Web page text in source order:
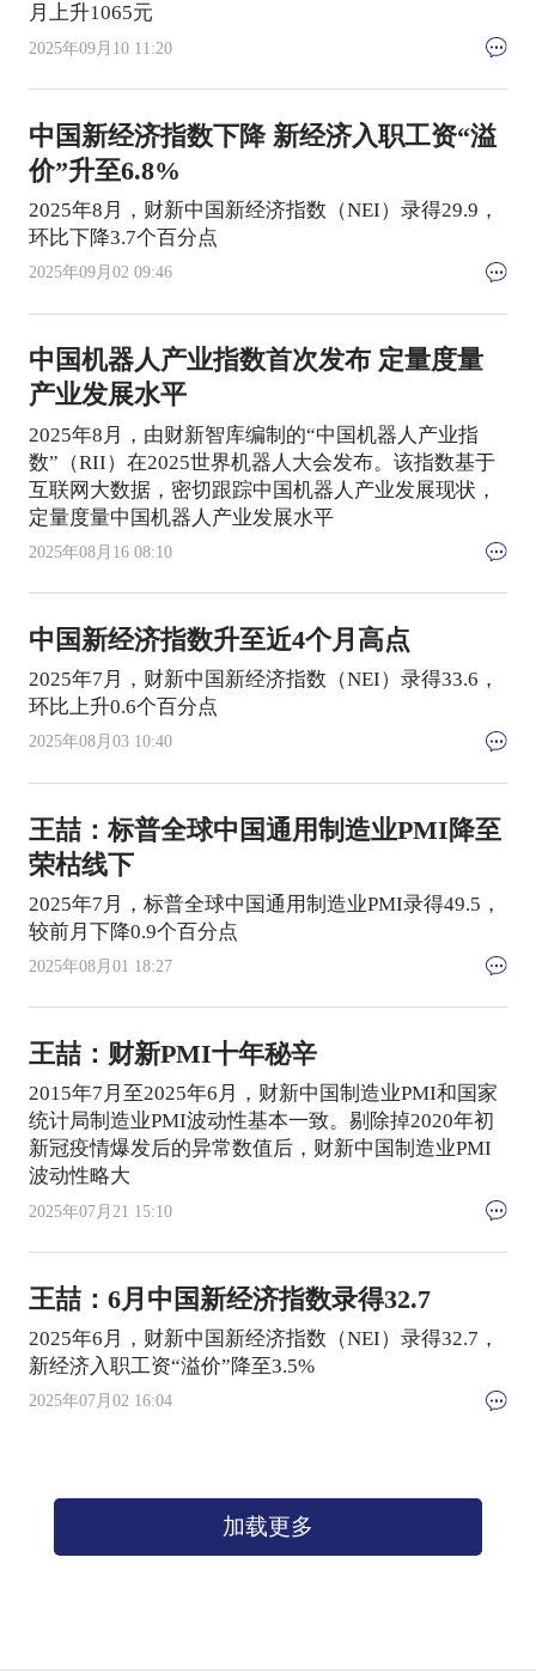
月上升1065元
2025年09月10 11:20
中国新经济指数下降 新经济入职工资“溢
价”升至6.8%
2025年8月，财新中国新经济指数（NEI）录得29.9，
环比下降3.7个百分点
2025年09月02 09:46
中国机器人产业指数首次发布 定量度量
产业发展水平
2025年8月，由财新智库编制的“中国机器人产业指
数”（RII）在2025世界机器人大会发布。该指数基于
互联网大数据，密切跟踪中国机器人产业发展现状，
定量度量中国机器人产业发展水平
2025年08月16 08:10
中国新经济指数升至近4个月高点
2025年7月，财新中国新经济指数（NEI）录得33.6，
环比上升0.6个百分点
2025年08月03 10:40
王喆：标普全球中国通用制造业PMI降至
荣枯线下
2025年7月，标普全球中国通用制造业PMI录得49.5，
较前月下降0.9个百分点
2025年08月01 18:27
王喆：财新PMI十年秘辛
2015年7月至2025年6月，财新中国制造业PMI和国家
统计局制造业PMI波动性基本一致。剔除掉2020年初
新冠疫情爆发后的异常数值后，财新中国制造业PMI
波动性略大
2025年07月21 15:10
王喆：6月中国新经济指数录得32.7
2025年6月，财新中国新经济指数（NEI）录得32.7，
新经济入职工资“溢价”降至3.5%
2025年07月02 16:04
加载更多